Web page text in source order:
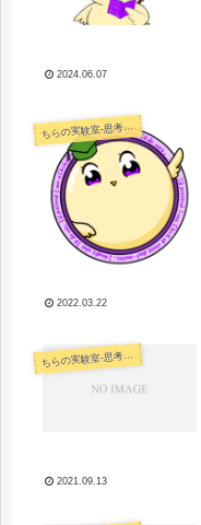
2024.06.07
ちらの実験室-思考・失敗談・リアルタイム実況等を発信します-
2022.03.22
ちらの実験室-思考・失敗談・リアルタイム実況等を発信します-
2021.09.13